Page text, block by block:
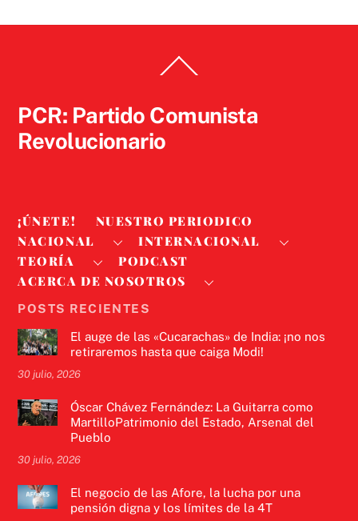
To
PCR: Partido Comunista
Revolucionario
¡ÚNETE!
NUESTRO PERIODICO
NACIONAL
INTERNACIONAL
TEORÍA
PODCAST
ACERCA DE NOSOTROS
POSTS RECIENTES
El auge de las «Cucarachas» de India: ¡no nos
retiraremos hasta que caiga Modi!
30 julio, 2026
Óscar Chávez Fernández: La Guitarra como
MartilloPatrimonio del Estado, Arsenal del
Pueblo
30 julio, 2026
El negocio de las Afore, la lucha por una
pensión digna y los límites de la 4T